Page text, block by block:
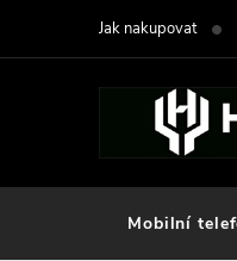
Jak nakupovat
Mobilní